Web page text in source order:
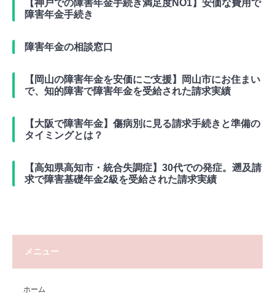
【神戸での障害年金手続き満足度NO1】安価な費用で
障害年金手続き
障害年金の相談窓口
【岡山の障害年金を安価にご支援】岡山市にお住まい
で、知的障害で障害年金を受給された請求実績
【大阪で障害年金】傷病別に見る請求手続きと準備の
タイミングとは？
【高知県高知市・統合失調症】30代での発症。遡及請
求で障害基礎年金2級を受給された請求実績
メニュー
ホーム